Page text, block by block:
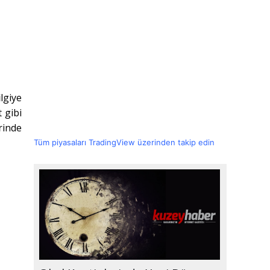
gibi
Tüm piyasaları TradingView üzerinden takip edin